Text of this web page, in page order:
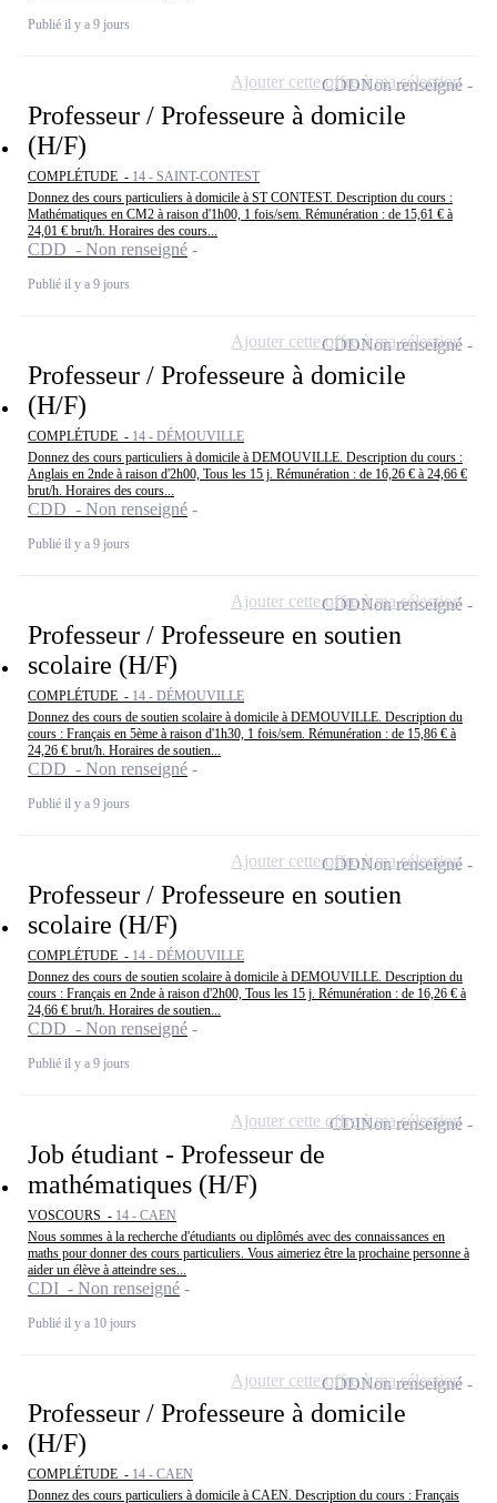
Publié il y a 9 jours
Professeur / Professeure à domicile
(H/F)
COMPLÉTUDE - 14 - SAINT-CONTEST
Donnez des cours particuliers à domicile à ST CONTEST. Description du cours :
Mathématiques en CM2 à raison d'1h00, 1 fois/sem. Rémunération : de 15,61 € à
24,01 € brut/h. Horaires des cours...
CDD - Non renseigné
Publié il y a 9 jours
CDDNon renseigné
Ajouter cette offre à ma sélection
Professeur / Professeure à domicile
(H/F)
COMPLÉTUDE - 14 - DÉMOUVILLE
Donnez des cours particuliers à domicile à DEMOUVILLE. Description du cours :
Anglais en 2nde à raison d'2h00, Tous les 15 j. Rémunération : de 16,26 € à 24,66 €
brut/h. Horaires des cours...
CDD - Non renseigné
Publié il y a 9 jours
CDDNon renseigné
Ajouter cette offre à ma sélection
Professeur / Professeure en soutien
scolaire (H/F)
COMPLÉTUDE - 14 - DÉMOUVILLE
Donnez des cours de soutien scolaire à domicile à DEMOUVILLE. Description du
cours : Français en 5ème à raison d'1h30, 1 fois/sem. Rémunération : de 15,86 € à
24,26 € brut/h. Horaires de soutien...
CDD - Non renseigné
Publié il y a 9 jours
CDDNon renseigné
Ajouter cette offre à ma sélection
Professeur / Professeure en soutien
scolaire (H/F)
COMPLÉTUDE - 14 - DÉMOUVILLE
Donnez des cours de soutien scolaire à domicile à DEMOUVILLE. Description du
cours : Français en 2nde à raison d'2h00, Tous les 15 j. Rémunération : de 16,26 € à
24,66 € brut/h. Horaires de soutien...
CDD - Non renseigné
Publié il y a 9 jours
CDDNon renseigné
Ajouter cette offre à ma sélection
Job étudiant - Professeur de
mathématiques (H/F)
VOSCOURS - 14 - CAEN
Nous sommes à la recherche d'étudiants ou diplômés avec des connaissances en
maths pour donner des cours particuliers. Vous aimeriez être la prochaine personne à
aider un élève à atteindre ses...
CDI - Non renseigné
Publié il y a 10 jours
CDINon renseigné
Ajouter cette offre à ma sélection
Professeur / Professeure à domicile
(H/F)
COMPLÉTUDE - 14 - CAEN
Donnez des cours particuliers à domicile à CAEN. Description du cours : Français
CDDNon renseigné
Ajouter cette offre à ma sélection